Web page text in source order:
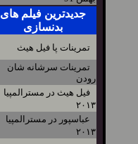
جدیدترین فیلم های
بدنسازی
تمرینات پا فیل هیث
تمرینات سرشانه شان
رودن
فیل هیث در مسترالمپیا
۲۰۱۳
عباسپور در مسترالمپیا
۲۰۱۳